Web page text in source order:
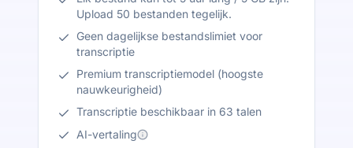
Upload 50 bestanden tegelijk.
Geen dagelijkse bestandslimiet voor
transcriptie
Premium transcriptiemodel (hoogste
nauwkeurigheid)
Transcriptie beschikbaar in 63 talen
AI-vertaling